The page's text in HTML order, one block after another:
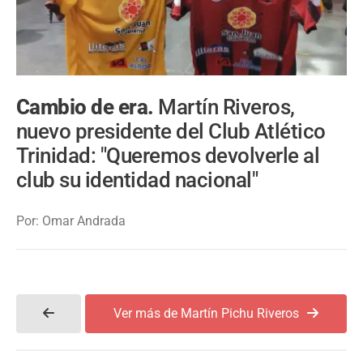
Cambio de era. Martín Riveros,
nuevo presidente del Club Atlético
Trinidad: "Queremos devolverle al
club su identidad nacional"
Por: Omar Andrada
Ver más de Martín Pichu Riveros